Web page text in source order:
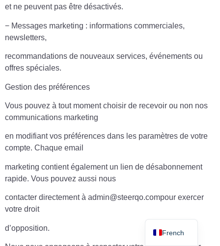
et ne peuvent pas être désactivés.
− Messages marketing : informations commerciales,
newsletters,
recommandations de nouveaux services, événements ou
offres spéciales.
Gestion des préférences
Vous pouvez à tout moment choisir de recevoir ou non nos
communications marketing
en modifiant vos préférences dans les paramètres de votre
compte. Chaque email
marketing contient également un lien de désabonnement
rapide. Vous pouvez aussi nous
contacter directement à admin@steerqo.compour exercer
votre droit
d’opposition.
French